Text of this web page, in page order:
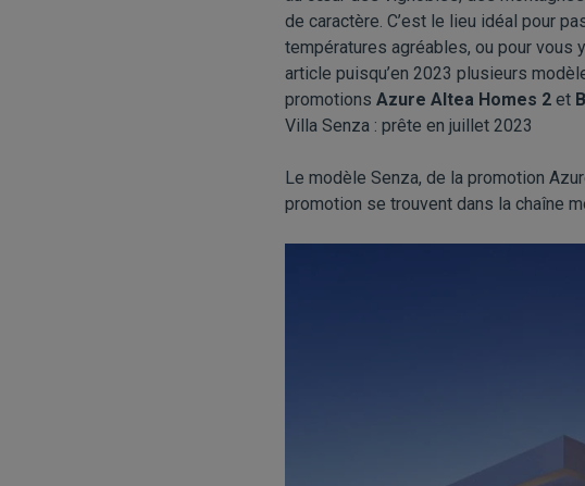
de caractère. C’est le lieu idéal pour
températures agréables, ou pour vous
article puisqu’en 2023 plusieurs
promotions Azure Altea Homes 2 et
Villa Senza : prête en juillet 2023
Le modèle Senza, de la promotion
promotion se trouvent dans la chaîne